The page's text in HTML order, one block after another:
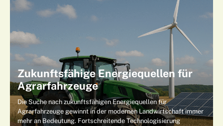
Zukunftsfähige Energiequellen für
Agrarfahrzeuge
Die Suche nach zukunftsfähigen Energiequellen für
Agrarfahrzeuge gewinnt in der modernen Landwirtschaft immer
mehr an Bedeutung. Fortschreitende Technologisierung